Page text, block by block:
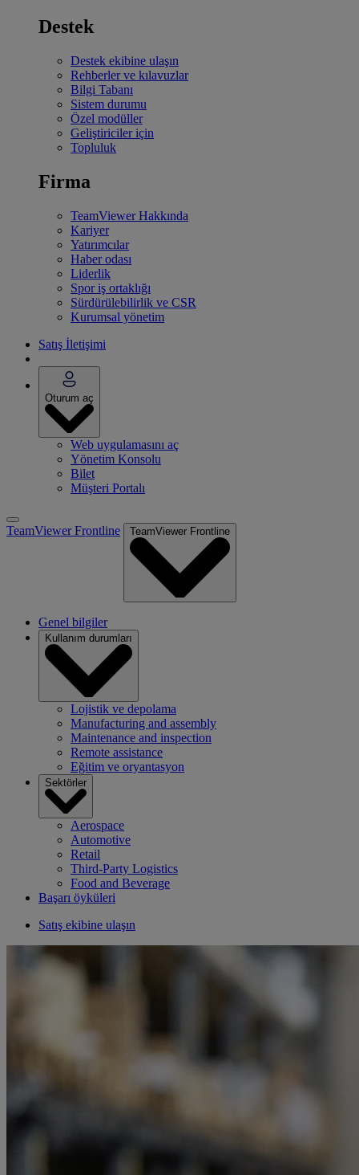
Destek
Destek ekibine ulaşın
Rehberler ve kılavuzlar
Bilgi Tabanı
Sistem durumu
Özel modüller
Geliştiriciler için
Topluluk
Firma
TeamViewer Hakkında
Kariyer
Yatırımcılar
Haber odası
Liderlik
Spor iş ortaklığı
Sürdürülebilirlik ve CSR
Kurumsal yönetim
Satış İletişimi
Oturum aç
Web uygulamasını aç
Yönetim Konsolu
Bilet
Müşteri Portalı
TeamViewer Frontline TeamViewer Frontline
Genel bilgiler
Kullanım durumları
Lojistik ve depolama
Manufacturing and assembly
Maintenance and inspection
Remote assistance
Eğitim ve oryantasyon
Sektörler
Aerospace
Automotive
Retail
Third-Party Logistics
Food and Beverage
Başarı öyküleri
Satış ekibine ulaşın